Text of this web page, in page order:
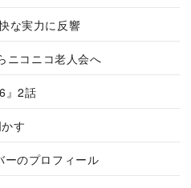
な実力に反響
ニコニコ老人会へ
』2話
す
ーのプロフィール